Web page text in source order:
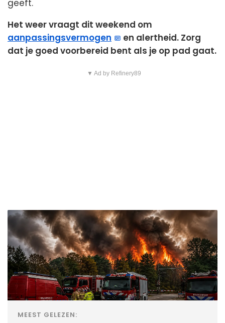
geeft.
Het weer vraagt dit weekend om
aanpassingsvermogen
en alertheid. Zorg
dat je goed voorbereid bent als je op pad gaat.
▼ Ad by Refinery89
MEEST GELEZEN: